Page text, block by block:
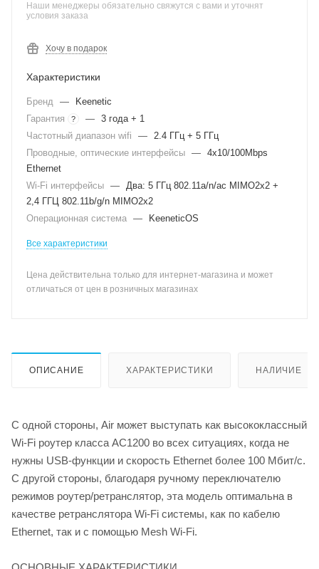
Наши менеджеры обязательно свяжутся с вами и уточнят
условия заказа
Хочу в подарок
Характеристики
Бренд —
Keenetic
Гарантия
? — 3 года + 1
Частотный диапазон wifi
— 2.4 ГГц + 5 ГГц
Проводные, оптические интерфейсы — 4x10/100Mbps
Ethernet
Wi-Fi интерфейсы — Два: 5 ГГц 802.11a/n/ac MIMO2x2 +
2,4 ГГЦ 802.11b/g/n MIMO2x2
Операционная система — KeeneticOS
Все характеристики
Цена действительна только для интернет-магазина и может
отличаться от цен в розничных магазинах
ОПИСАНИЕ ХАРАКТЕРИСТИКИ НАЛИЧИЕ
С одной стороны, Air может выступать как высококлассный
Wi-Fi роутер класса AC1200 во всех ситуациях, когда не
нужны USB-функции и скорость Ethernet более 100 Мбит/с.
С другой стороны, благодаря ручному переключателю
режимов роутер/ретранслятор, эта модель оптимальна в
качестве ретранслятора Wi-Fi системы, как по кабелю
Ethernet, так и с помощью Mesh Wi-Fi.